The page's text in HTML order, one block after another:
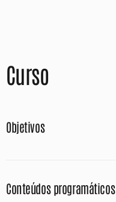
Curso
Objetivos
Conteúdos programáticos